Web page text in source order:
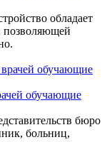
обладает
позволяющей
обучающие
бюро
больниц,